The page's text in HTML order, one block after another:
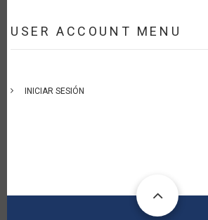
USER ACCOUNT MENU
INICIAR SESIÓN